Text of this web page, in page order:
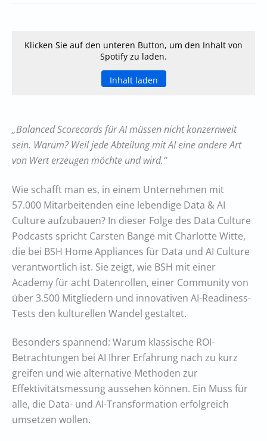
Klicken Sie auf den unteren Button, um den Inhalt von
Spotify zu laden.
Inhalt laden
„Balanced Scorecards für AI müssen nicht konzernweit
sein. Warum? Weil jede Abteilung mit AI eine andere Art
von Wert erzeugen möchte und wird.“
Wie schafft man es, in einem Unternehmen mit
57.000 Mitarbeitenden eine lebendige Data & AI
Culture aufzubauen? In dieser Folge des Data Culture
Podcasts spricht Carsten Bange mit Charlotte Witte,
die bei BSH Home Appliances für Data und AI Culture
verantwortlich ist. Sie zeigt, wie BSH mit einer
Academy für acht Datenrollen, einer Community von
über 3.500 Mitgliedern und innovativen AI-Readiness-
Tests den kulturellen Wandel gestaltet.
Besonders spannend: Warum klassische ROI-
Betrachtungen bei AI Ihrer Erfahrung nach zu kurz
greifen und wie alternative Methoden zur
Effektivitätsmessung aussehen können. Ein Muss für
alle, die Data- und AI-Transformation erfolgreich
umsetzen wollen.